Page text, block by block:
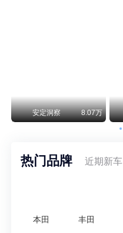
安定洞察 8.07万
热门品牌 近期新车
本田 丰田